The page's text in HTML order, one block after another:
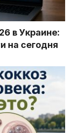
в Украине:
на сегодня